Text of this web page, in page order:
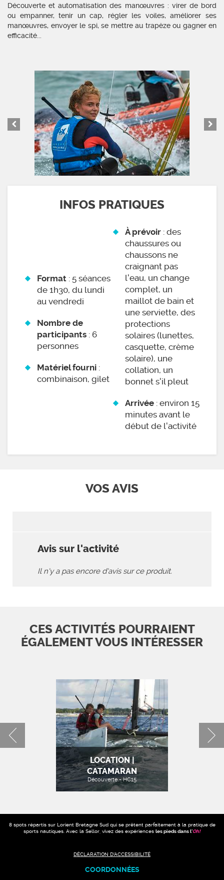
Découverte et automatisation des manœuvres : virer de bord
ou empanner, tenir un cap, régler les voiles, améliorer ses
manœuvres, envoyer le spi, se mettre au trapèze ou gagner en
efficacité...
INFOS PRATIQUES
Format : 5 séances
de 1h30, du lundi
au vendredi
Nombre de
participants: 6
personnes
Matériel fourni:
combinaison, gilet
À prévoir: des
chaussures ou
chaussons ne
craignant pas
l'eau, un change
complet, un
maillot de bain et
une serviette, des
protections
solaires (lunettes,
casquette, crème
solaire), une
collation, un
bonnet s'il pleut
Arrivée : environ 15
minutes avant le
début de l'activité
VOS AVIS
Avis sur l'activité
Il n'y a pas encore d'avis sur ce produit.
CES ACTIVITÉS POURRAIENT
ÉGALEMENT VOUS INTÉRESSER
LOCATION |
CATAMARAN
Découverte - HC15
8 spots répartis sur Lorient Bretagne Sud qui se prêtent parfaitement à la pratique de
sports nautiques. Avec la Sellor, vivez des expériences les pieds dans l'Oh!
DÉCLARATION D'ACCESSIBILITÉ
COORDONNÉES